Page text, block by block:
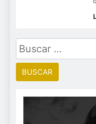
Buscar: